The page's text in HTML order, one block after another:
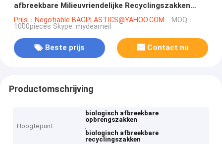
afbreekbare Milieuvriendelijke Recyclingszakken
100%
Prijs：Negotiable BAGPLASTICS@YAHOO.COM MOQ：
1000pieces Skype: mydearneil
Beste prijs Contact nu
Productomschrijving
Hoogtepunt
biologisch afbreekbare
opbrengszakken
,
biologisch afbreekbare
recyclingszakken